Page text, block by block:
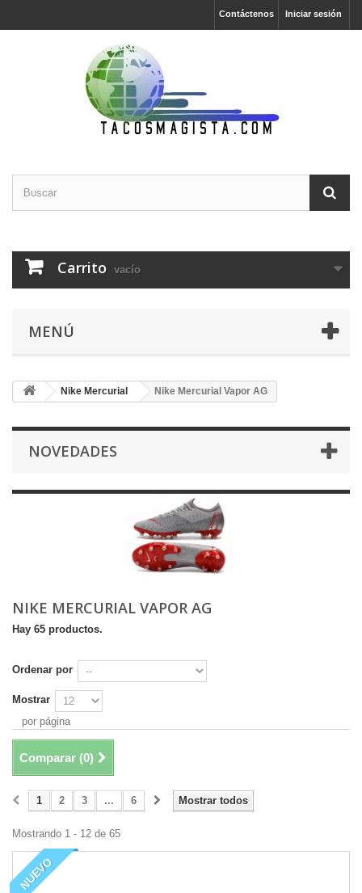
Iniciar sesión
Contáctenos
Carrito vacío
MENÚ
Nike Mercurial Nike Mercurial Vapor AG
NOVEDADES
NIKE MERCURIAL VAPOR AG
Hay 65 productos.
Ordenar por
Mostrar
por página
Comparar (0)
Mostrar todos
1 2 3 ... 6
Mostrando 1 - 12 de 65
NUEVO